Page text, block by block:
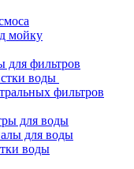
мойку
для фильтров
воды
фильтров
для воды
для воды
воды